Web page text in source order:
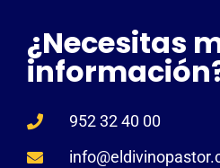
¿Necesitas
952 32 40 00